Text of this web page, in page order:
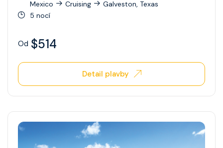
Ovation Of The Seas
Quantum Of The Seas
Rhapsody Of The Seas
Serenade Of The Seas
Star Of The Seas
Mexico
Cruising
Galveston, Texas
5 nocí
Od $514
Detail plavby